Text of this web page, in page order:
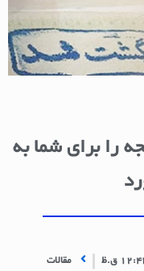
را برای شما به
ق.ظ مقالات